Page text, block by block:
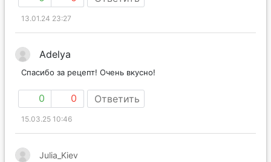
13.01.24 23:27
Adelya
Спасибо за рецепт! Очень вкусно!
0 0 Ответить
15.03.25 10:46
Julia_Kiev